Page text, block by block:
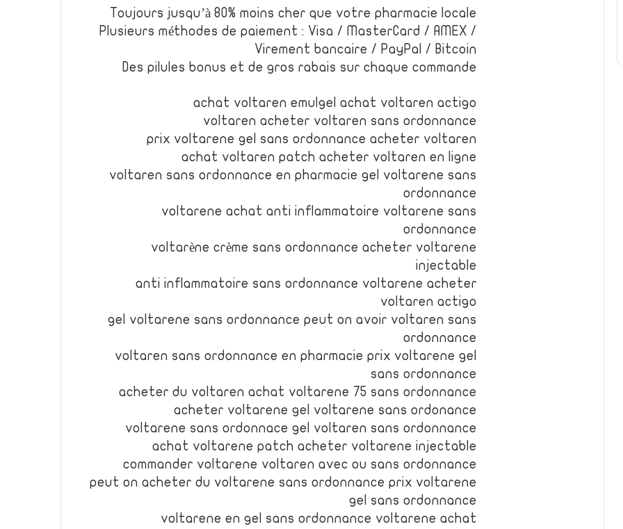
Toujours jusqu’à 80% moins cher que votre pharmacie locale
Plusieurs méthodes de paiement : Visa / MasterCard / AMEX /
Virement bancaire / PayPal / Bitcoin
Des pilules bonus et de gros rabais sur chaque commande
achat voltaren emulgel achat voltaren actigo
voltaren acheter voltaren sans ordonnance
prix voltarene gel sans ordonnance acheter voltaren
achat voltaren patch acheter voltaren en ligne
voltaren sans ordonnance en pharmacie gel voltarene sans
ordonnance
voltarene achat anti inflammatoire voltarene sans
ordonnance
voltarène crème sans ordonnance acheter voltarene
injectable
anti inflammatoire sans ordonnance voltarene acheter
voltaren actigo
gel voltarene sans ordonnance peut on avoir voltaren sans
ordonnance
voltaren sans ordonnance en pharmacie prix voltarene gel
sans ordonnance
acheter du voltaren achat voltarene 75 sans ordonnance
acheter voltarene gel voltarene sans ordonance
voltarene sans ordonnace gel voltaren sans ordonnance
achat voltarene patch acheter voltarene injectable
commander voltarene voltaren avec ou sans ordonnance
peut on acheter du voltarene sans ordonnance prix voltarene
gel sans ordonnance
voltarene en gel sans ordonnance voltarene achat